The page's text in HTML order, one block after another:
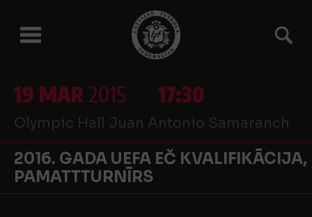
19 MAR2015 17:30
Olympic Hall Juan Antonio Samaranch
2016. GADA UEFA EČ KVALIFIKĀCIJA,
PAMATTTURNĪRS